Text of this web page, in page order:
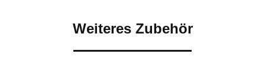
Weiteres Zubehör